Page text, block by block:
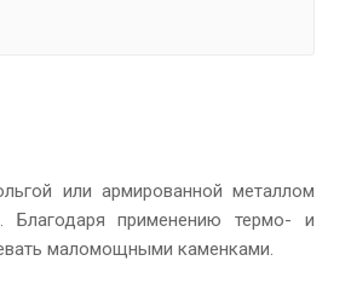
или армированной металлом
применению термо- и
маломощными каменками.